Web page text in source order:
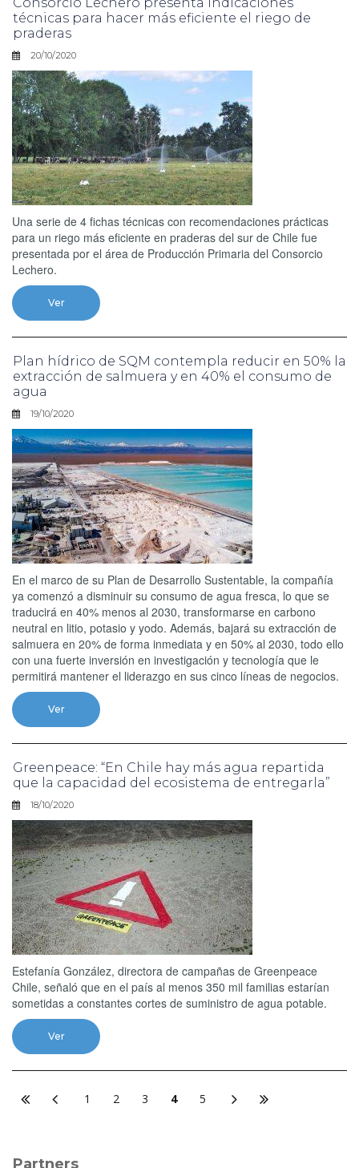
técnicas para hacer más eficiente el riego de
praderas
20/10/2020
Una serie de 4 fichas técnicas con recomendaciones prácticas
para un riego más eficiente en praderas del sur de Chile fue
presentada por el área de Producción Primaria del Consorcio
Lechero.
Ver
Plan hídrico de SQM contempla reducir en 50% la
extracción de salmuera y en 40% el consumo de
agua
19/10/2020
En el marco de su Plan de Desarrollo Sustentable, la compañía
ya comenzó a disminuir su consumo de agua fresca, lo que se
traducirá en 40% menos al 2030, transformarse en carbono
neutral en litio, potasio y yodo. Además, bajará su extracción de
salmuera en 20% de forma inmediata y en 50% al 2030, todo ello
con una fuerte inversión en investigación y tecnología que le
permitirá mantener el liderazgo en sus cinco líneas de negocios.
Ver
Greenpeace: “En Chile hay más agua repartida
que la capacidad del ecosistema de entregarla”
18/10/2020
Estefanía González, directora de campañas de Greenpeace
Chile, señaló que en el país al menos 350 mil familias estarían
sometidas a constantes cortes de suministro de agua potable.
Ver
1 2 3 4 5
Partners